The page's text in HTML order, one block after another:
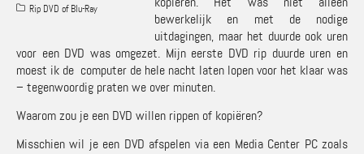
Rip DVD of Blu-Ray
bewerkelijk en met de nodige
uitdagingen, maar het duurde ook uren
voor een DVD was omgezet. Mijn eerste DVD rip duurde uren en
moest ik de computer de hele nacht laten lopen voor het klaar was
– tegenwoordig praten we over minuten.
Waarom zou je een DVD willen rippen of kopiëren?
Misschien wil je een DVD afspelen via een Media Center PC zoals